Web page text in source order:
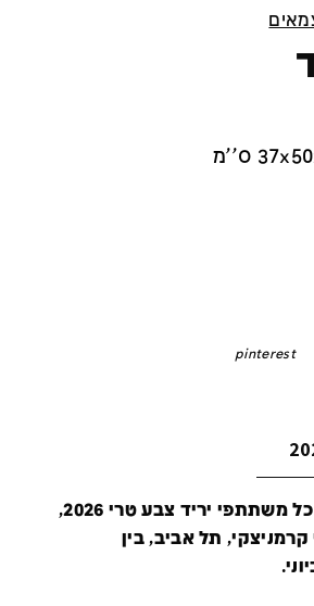
pinterest
קטלוג זה מציג את כל משתתפי יריד צבע טרי 2026,
תל אביב, בין